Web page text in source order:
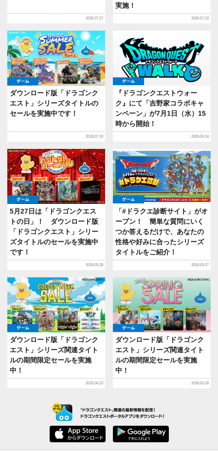
2026.07.27
実施！
2026.07.22
ゲーム
ダウンロード版「ドラゴンク
エスト」シリーズタイトルの
セールを実施中です！
2026.07.10
『ドラゴンクエストウォー
ク』にて「吉野家コラボキャ
ンペーン」が7月1日（水）15
時から開始！
2026.06.24
ゲーム
5月27日は「ドラゴンクエス
トの日」！ ダウンロード版
「ドラゴンクエスト」シリー
ズタイトルのセールを実施中
です！
2026.05.28
ゲーム
「#ドラクエ診断サイト」がオ
ープン！ 簡単な質問にいく
つか答えるだけで、あなたの
性格や好みに合ったシリーズ
タイトルをご紹介！
2026.05.27
ゲーム
ダウンロード版「ドラゴンク
エスト」シリーズ関連タイト
ルの期間限定セールを実施
中！
2026.04.23
ゲーム
ダウンロード版「ドラゴンク
エスト」シリーズ関連タイト
ルの期間限定セールを実施
中！
2026.03.26